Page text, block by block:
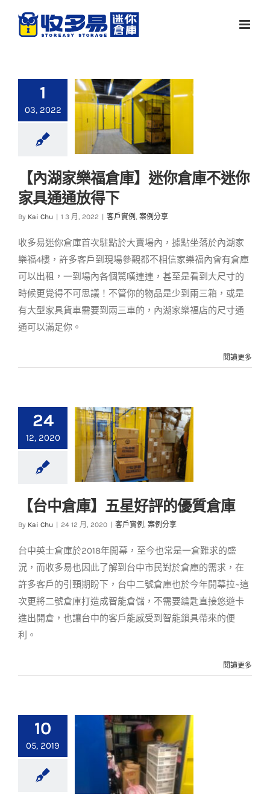
1
03, 2022
【內湖家樂福倉庫】
迷你倉庫不迷你 家具
通通放得下
【內湖家樂福倉庫】迷你倉庫不迷你
家具通通放得下
By Kai Chu 1 3 月, 2022 客戶實例 , 案例分享
收多易迷你倉庫首次駐點於大賣場內，據點坐落於內湖家
樂福4樓，許多客戶到現場參觀都不相信家樂福內會有倉庫
可以出租，一到場內各個驚嘆連連，甚至是看到大尺寸的
時候更覺得不可思議！不管你的物品是少到兩三箱，或是
有大型家具貨車需要到兩三車的，內湖家樂福店的尺寸通
通可以滿足你。
閱讀更多
24
12, 2020
客戶實例 案例分享
【台中倉庫】五星好評的優質倉庫
By Kai Chu 24 12 月, 2020 客戶實例 , 案例分享
台中英士倉庫於2018年開幕，至今也常是一倉難求的盛
況，而收多易也因此了解到台中市民對於倉庫的需求，在
許多客戶的引頸期盼下，台中二號倉庫也於今年開幕拉~這
次更將二號倉庫打造成智能倉儲，不需要鑰匙直接悠遊卡
進出開倉，也讓台中的客戶能感受到智能鎖具帶來的便
利。
閱讀更多
10
05, 2019